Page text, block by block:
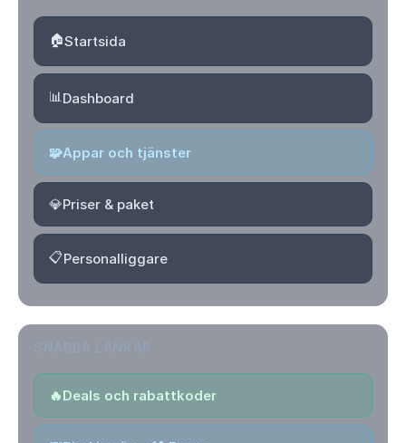
🏠Startsida
📊Dashboard
🧩Appar och tjänster
💎Priser & paket
📋Personalliggare
🔥Deals och rabattkoder